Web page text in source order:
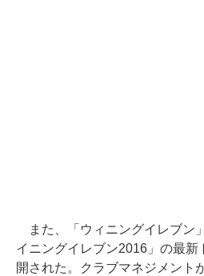
また、「ウィニングイレブン
イニングイレブン2016」の最新
開された。クラブマネジメント